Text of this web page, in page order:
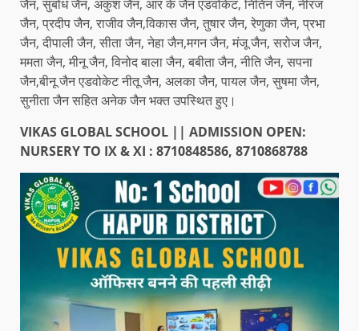
जैन, सुबोध जैन, अकुंश जैन, आर के जैन एडवोकेट, नितिन जैन, नीरज
जैन, प्रदीप जैन, राजीव जैन,विकास जैन, तुषार जैन, रेणुका जैन, प्रभा
जैन, दीपाली जैन, सीता जैन, नेहा जैन,मगन जैन, मंजू जैन, सरोज जैन,
ममता जैन, मीनू जैन, विनोद बाला जैन, बबीता जैन, नीति जैन, सपना
जैन,बीनू जैन एडवोकेट नीतू जैन, अलका जैन, पायल जैन, सुषमा जैन,
सुनीता जैन सहित अनेक जैन भक्त उपस्थित हुए।
VIKAS GLOBAL SCHOOL || ADMISSION OPEN:
NURSERY TO IX & XI : 8710848586, 8710868788